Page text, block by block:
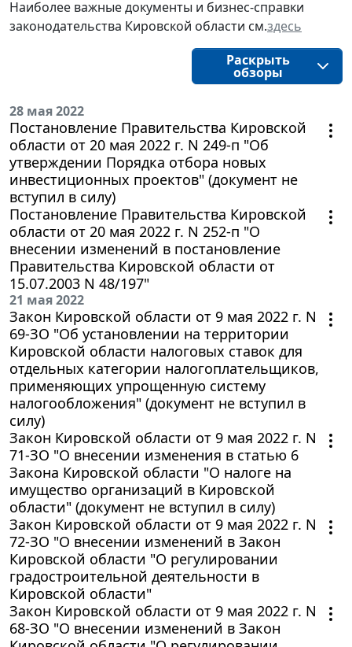
Наиболее важные документы и бизнес-справки
законодательства Кировской области см.здесь
Раскрыть
обзоры
28 мая 2022
Постановление Правительства Кировской
области от 20 мая 2022 г. N 249-п "Об
утверждении Порядка отбора новых
инвестиционных проектов" (документ не
вступил в силу)
Постановление Правительства Кировской
области от 20 мая 2022 г. N 252-п "О
внесении изменений в постановление
Правительства Кировской области от
15.07.2003 N 48/197"
21 мая 2022
Закон Кировской области от 9 мая 2022 г. N
69-ЗО "Об установлении на территории
Кировской области налоговых ставок для
отдельных категории налогоплательщиков,
применяющих упрощенную систему
налогообложения" (документ не вступил в
силу)
Закон Кировской области от 9 мая 2022 г. N
71-ЗО "О внесении изменения в статью 6
Закона Кировской области "О налоге на
имущество организаций в Кировской
области" (документ не вступил в силу)
Закон Кировской области от 9 мая 2022 г. N
72-ЗО "О внесении изменений в Закон
Кировской области "О регулировании
градостроительной деятельности в
Кировской области"
Закон Кировской области от 9 мая 2022 г. N
68-ЗО "О внесении изменений в Закон